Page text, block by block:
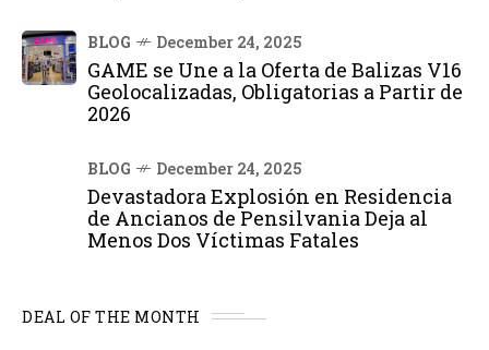
BLOG December 24, 2025
GAME se Une a la Oferta de Balizas V16
Geolocalizadas, Obligatorias a Partir de
2026
BLOG December 24, 2025
Devastadora Explosión en Residencia
de Ancianos de Pensilvania Deja al
Menos Dos Víctimas Fatales
DEAL OF THE MONTH